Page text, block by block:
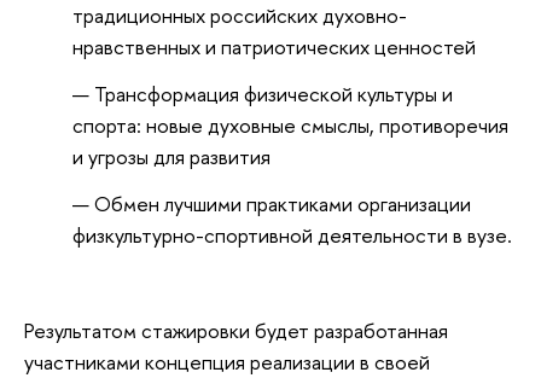
традиционных российских духовно-
нравственных и патриотических ценностей
Трансформация физической культуры и
спорта: новые духовные смыслы, противоречия
и угрозы для развития
Обмен лучшими практиками организации
физкультурно-спортивной деятельности в вузе.
Результатом стажировки будет разработанная
участниками концепция реализации в своей